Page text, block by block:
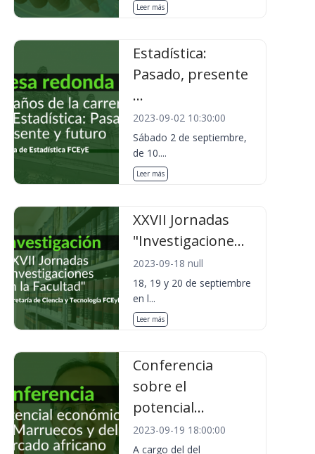
Leer más
Estadística:
Pasado, presente
...
2023-09-02 10:30:00
Sábado 2 de septiembre,
de 10....
Leer más
XXVII Jornadas
"Investigacione...
2023-09-18 null
18, 19 y 20 de septiembre
en l...
Leer más
Conferencia
sobre el
potencial...
2023-09-19 18:00:00
A cargo del del